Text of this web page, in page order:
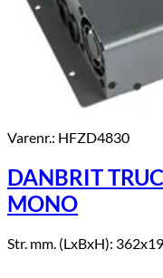
Varenr.: HFZD4830
DANBRIT
MONO
Str. mm. (LxBxH):